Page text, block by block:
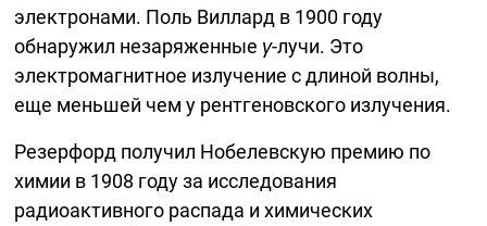
электронами. Поль Виллард в 1900 году
обнаружил незаряженные γ-лучи. Это
электромагнитное излучение с длиной волны,
еще меньшей чем у рентгеновского излучения.
Резерфорд получил Нобелевскую премию по
химии в 1908 году за исследования
радиоактивного распада и химических